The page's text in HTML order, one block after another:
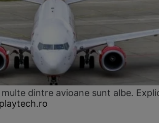
multe dintre avioane sunt albe.
playtech.ro